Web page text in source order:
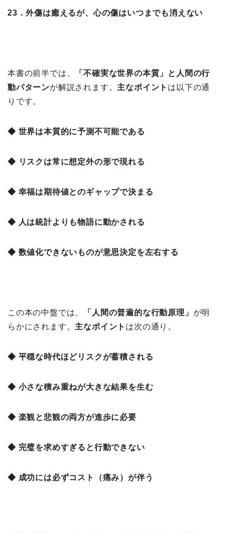
23．外傷は癒えるが、心の傷はいつまでも消えない
本書の前半では、
「不確実な世界の本質」と人間の行
動パターンが解説されます。 主なポイント は以下の通
りです。
◆ 世界は本質的に予測不可能である
◆ リスクは常に想定外の形で現れる
◆ 幸福は期待値とのギャップで決まる
◆ 人は統計よりも物語に動かされる
◆ 数値化できないものが意思決定を左右する
この本の中盤では、 「人間の普遍的な行動原理」 が明
らかにされます。 主なポイント は次の通り。
◆ 平穏な時代ほどリスクが蓄積される
◆ 小さな積み重ねが大きな結果を生む
◆ 楽観と悲観の両方が進歩に必要
◆ 完璧を求めすぎると行動できない
◆ 成功には必ずコスト（痛み）が伴う